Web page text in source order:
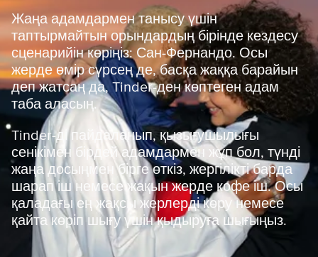
Жаңа адамдармен танысу үшін
таптырмайтын орындардың бірінде кездесу
сценарийін көріңіз: Сан-Фернандо. Осы
жерде өмір сүрсең де, басқа жаққа барайын
деп жатсаң да, Tinder-ден көптеген адам
таба аласың.
Tinder-ді пайдаланып, қызығушылығы
сенікімен бірдей адамдармен жұп бол, түнді
жаңа досыңмен бірге өткіз, жергілікті барда
шарап іш немесе жақын жерде кофе іш. Осы
қаладағы ең жақсы жерлерді көру немесе
қайта көріп шығу үшін қыдыруға шығыңыз.